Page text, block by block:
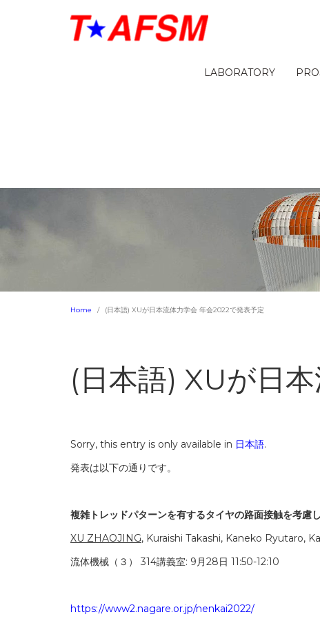
LABORATORY
Home (日本語) XUが日本流体力学会 年会2022で発表予定
(日本語) XUが日
Sorry, this entry is only available in 日本語.
発表は以下の通りです。
複雑トレッドパターンを有するタイヤの路面接触を考慮
XU ZHAOJING, Kuraishi Takashi, Kaneko Ryutaro,
流体機械（３） 314講義室: 9月28日 11:50-12:10
https://www2.nagare.or.jp/nenkai2022/